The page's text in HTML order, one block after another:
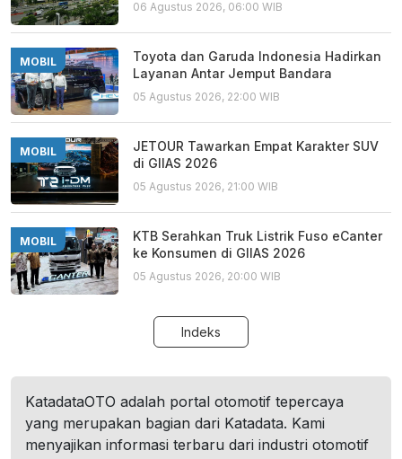
06 Agustus 2026, 06:00 WIB
MOBIL
Toyota dan Garuda Indonesia Hadirkan
Layanan Antar Jemput Bandara
05 Agustus 2026, 22:00 WIB
MOBIL
JETOUR Tawarkan Empat Karakter SUV
di GIIAS 2026
05 Agustus 2026, 21:00 WIB
MOBIL
KTB Serahkan Truk Listrik Fuso eCanter
ke Konsumen di GIIAS 2026
05 Agustus 2026, 20:00 WIB
Indeks
KatadataOTO adalah portal otomotif tepercaya
yang merupakan bagian dari Katadata. Kami
menyajikan informasi terbaru dari industri otomotif